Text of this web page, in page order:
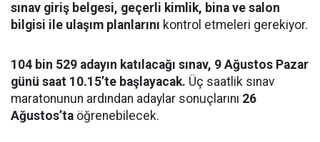
sınav giriş belgesi, geçerli kimlik, bina ve salon
bilgisi ile ulaşım planlarını kontrol etmeleri gerekiyor.
104 bin 529 adayın katılacağı sınav, 9 Ağustos Pazar
günü saat 10.15’te başlayacak. Üç saatlik sınav
maratonunun ardından adaylar sonuçlarını 26
Ağustos’ta öğrenebilecek.